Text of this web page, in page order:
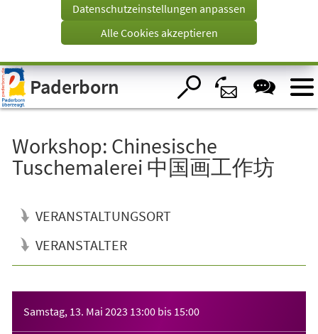
Visuelle
Assistenzsoftware
öffnen.
Tab)
Datenschutzeinstellungen anpassen
Alle Cookies akzeptieren
Paderborn
Workshop: Chinesische
Tuschemalerei 中国画工作坊
VERANSTALTUNGSORT
VERANSTALTER
Samstag, 13. Mai 2023 13:00 bis 15:00